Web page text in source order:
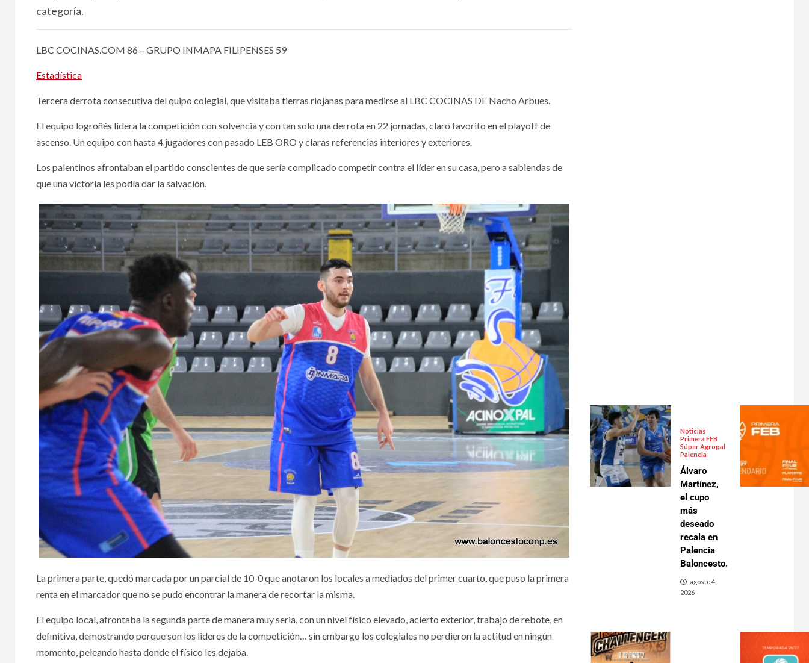
categoría.
LBC COCINAS.COM 86 – GRUPO INMAPA FILIPENSES 59
Estadística
Tercera derrota consecutiva del quipo colegial, que visitaba tierras riojanas para medirse al LBC COCINAS DE Nacho Arbues.
El equipo logroñés lidera la competición con solvencia y con tan solo una derrota en 22 jornadas, claro favorito en el playoff de
ascenso. Un equipo con hasta 4 jugadores con pasado LEB ORO y claras referencias interiores y exteriores.
Los palentinos afrontaban el partido conscientes de que sería complicado competir contra el líder en su casa, pero a sabiendas de
que una victoria les podía dar la salvación.
La primera parte, quedó marcada por un parcial de 10-0 que anotaron los locales a mediados del primer cuarto, que puso la primera
renta en el marcador que no se pudo encontrar la manera de recortar la misma.
El equipo local, afrontaba la segunda parte de manera muy seria, con un nivel físico elevado, acierto exterior, trabajo de rebote, en
definitiva, demostrando porque son los lideres de la competición… sin embargo los colegiales no perdieron la actitud en ningún
momento, peleando hasta donde el físico les dejaba.
Noticias
Primera FEB
Súper Agropal
Palencia
Álvaro
Martínez,
el cupo
más
deseado
recala en
Palencia
Baloncesto.
agosto 4,
2026